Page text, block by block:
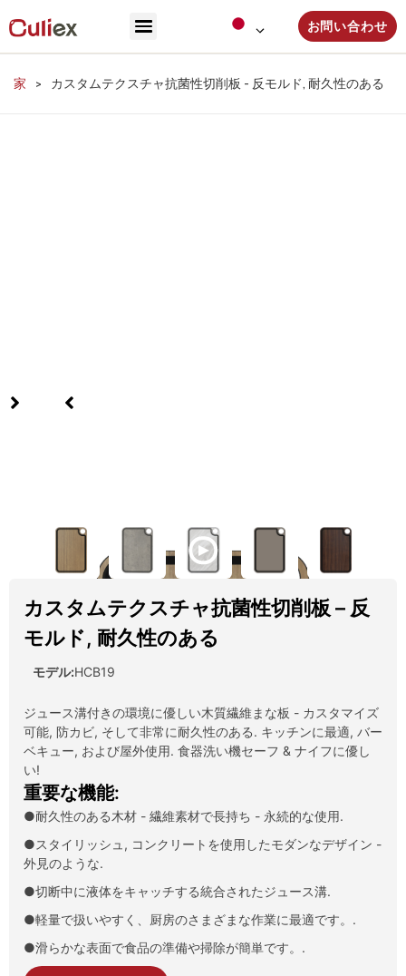
お問い合わせ
家 > カスタムテクスチャ抗菌性切削板 - 反モルド, 耐久性のある
カスタムテクスチャ抗菌性切削板 – 反
モルド, 耐久性のある
モデル:HCB19
ジュース溝付きの環境に優しい木質繊維まな板 - カスタマイズ
可能, 防カビ, そして非常に耐久性のある. キッチンに最適, バー
ベキュー, および屋外使用. 食器洗い機セーフ & ナイフに優し
い!
重要な機能:
●耐久性のある木材 - 繊維素材で長持ち - 永続的な使用.
●スタイリッシュ, コンクリートを使用したモダンなデザイン -
外見のような.
●切断中に液体をキャッチする統合されたジュース溝.
●軽量で扱いやすく、厨房のさまざまな作業に最適です。.
●滑らかな表面で食品の準備や掃除が簡単です。.